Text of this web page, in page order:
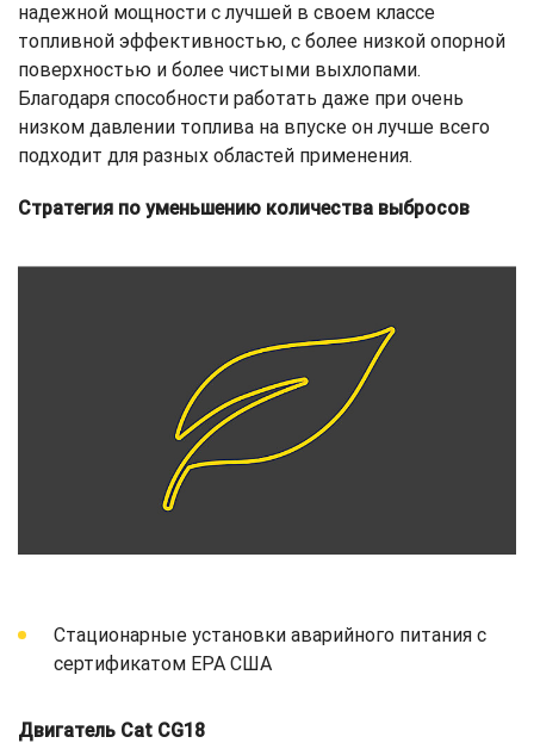
надежной мощности с лучшей в своем классе
топливной эффективностью, с более низкой опорной
поверхностью и более чистыми выхлопами.
Благодаря способности работать даже при очень
низком давлении топлива на впуске он лучше всего
подходит для разных областей применения.
Стратегия по уменьшению количества выбросов
Стационарные установки аварийного питания с
сертификатом EPA США
Двигатель Cat CG18